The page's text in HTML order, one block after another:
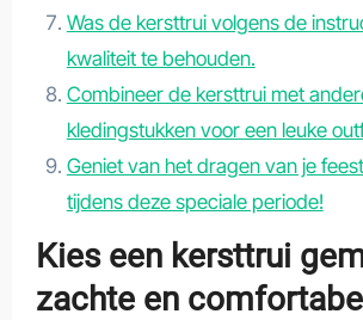
Was de kersttrui volgens de
kwaliteit te behouden.
Combineer de kersttrui met
kledingstukken voor een leuke
Geniet van het dragen van je
tijdens deze speciale periode!
Kies een kersttrui
zachte en